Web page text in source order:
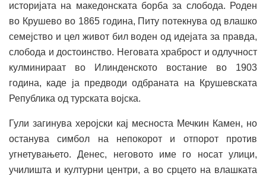
историјата на македонската борба за слобода. Роден
во Крушево во 1865 година, Питу потекнува од влашко
семејство и цел живот бил воден од идејата за правда,
слобода и достоинство. Неговата храброст и одлучност
кулминираат во Илинденското востание во 1903
година, каде ја предводи одбраната на Крушевската
Република од турската војска.
Гули загинува херојски кај месноста Мечкин Камен, но
останува симбол на непокорот и отпорот против
угнетувањето. Денес, неговото име го носат улици,
училишта и културни центри, а во срцето на влашката